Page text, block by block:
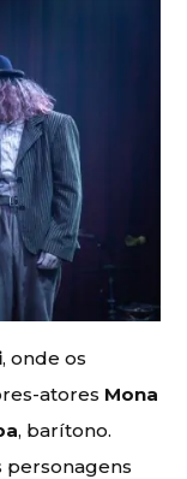
, onde os
atores Mona
, barítono.
personagens